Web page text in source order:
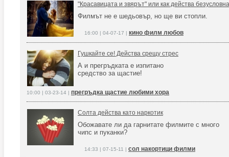
"Красавицата и звярът" или как действа
Филмът не е шедьовър, но ще ви стопли.
16:00 | 04-07-17 | кино филм любов
Гушкайте се! Действа срещу стрес
А и прегръдката е изпитано
средство за щастие!
10:00 | 03-23-14 | прегръдка щастие любими хора
Солта действа като наркотик
Обожавате ли да гарнитате филмите с много
чипс и пуканки?
14:33 | 07-15-11 | сол накортици филми